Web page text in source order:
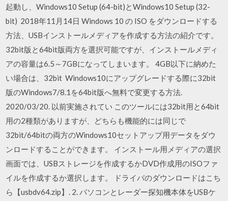
起動し、Windows10 Setup (64-bit)とWindows10 Setup (32-
bit) 2018年11月14日 Windows 10 の ISO をダウンロードする
方法、USBインストールメディアを作成する方法の紹介です。
32bit版と64bit版両方を選択可能ですが、インストールメディ
アの容量は6.5～7GBになってしまいます。 4GB以下に納めた
い場合は、32bit Windows10にアップグレードする際に32bit
版のWindows7/8.1を64bit版へ無料で変更する方法.
2020/03/20. 以前実施されてい このツールには32bit用と64bit
用の2種類がありますが、どちらも機能的には同じで
32bit/64bitの両方のWindows10セットアップ用データをダウ
ンロードすることができます。 インストール用メディアの選択
画面では、USBストレージを作成するかDVD作成用のISOファ
イルを作成するか選択します。 ドライバのダウンロードはこち
ら【usbdv64.zip】. 2. パソコンとレーダー探知機本体をUSBケ